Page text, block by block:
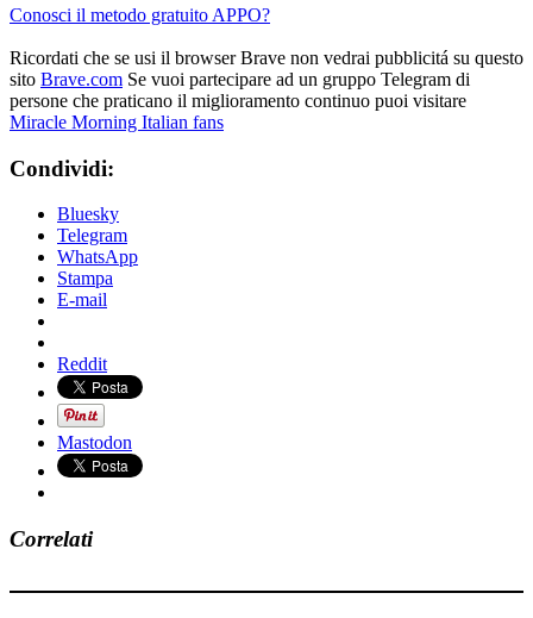
Conosci il metodo gratuito APPO?
Ricordati che se usi il browser Brave non vedrai pubblicitá su questo
sito Brave.com Se vuoi partecipare ad un gruppo Telegram di
persone che praticano il miglioramento continuo puoi visitare
Miracle Morning Italian fans
Condividi:
Bluesky
Telegram
WhatsApp
Stampa
E-mail
Reddit
Mastodon
Correlati